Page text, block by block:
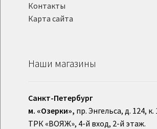
Контакты
Карта сайта
Наши магазины
Санкт-Петербург
м. «Озерки», пр. Энгельса, д. 124, к.
ТРК «ВОЯЖ», 4-й вход, 2-й этаж.